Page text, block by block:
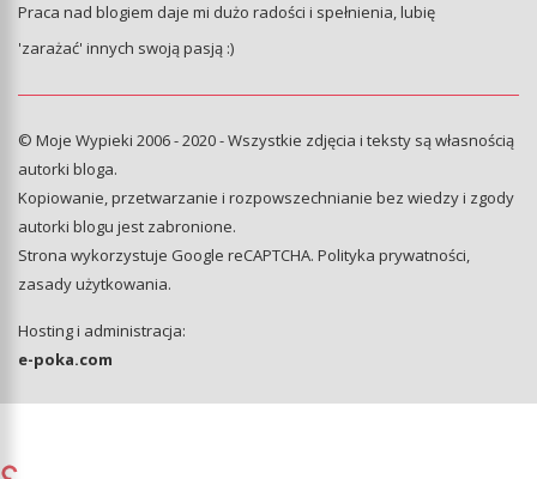
Praca nad blogiem daje mi dużo radości i spełnienia, lubię
'zarażać' innych swoją pasją :)
© Moje Wypieki 2006 - 2020 - Wszystkie zdjęcia i teksty są własnością
autorki bloga.
Kopiowanie, przetwarzanie i rozpowszechnianie bez wiedzy i zgody
autorki blogu jest zabronione.
Strona wykorzystuje Google reCAPTCHA. Polityka prywatności,
zasady użytkowania.
Hosting i administracja:
e-poka.com